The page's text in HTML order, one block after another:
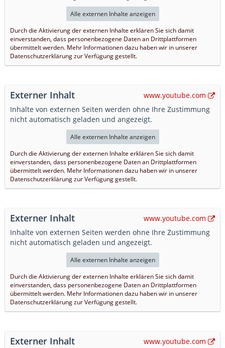
Alle externen Inhalte anzeigen
Durch die Aktivierung der externen Inhalte erklären Sie sich damit
einverstanden, dass personenbezogene Daten an Drittplattformen
übermittelt werden. Mehr Informationen dazu haben wir in unserer
Datenschutzerklärung zur Verfügung gestellt.
Externer Inhalt
www.youtube.com
Inhalte von externen Seiten werden ohne Ihre Zustimmung
nicht automatisch geladen und angezeigt.
Alle externen Inhalte anzeigen
Durch die Aktivierung der externen Inhalte erklären Sie sich damit
einverstanden, dass personenbezogene Daten an Drittplattformen
übermittelt werden. Mehr Informationen dazu haben wir in unserer
Datenschutzerklärung zur Verfügung gestellt.
Externer Inhalt
www.youtube.com
Inhalte von externen Seiten werden ohne Ihre Zustimmung
nicht automatisch geladen und angezeigt.
Alle externen Inhalte anzeigen
Durch die Aktivierung der externen Inhalte erklären Sie sich damit
einverstanden, dass personenbezogene Daten an Drittplattformen
übermittelt werden. Mehr Informationen dazu haben wir in unserer
Datenschutzerklärung zur Verfügung gestellt.
Externer Inhalt
www.youtube.com